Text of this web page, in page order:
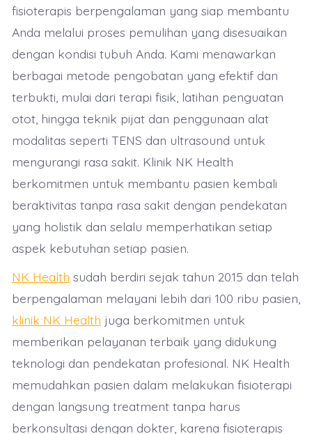
fisioterapis berpengalaman yang siap membantu
Anda melalui proses pemulihan yang disesuaikan
dengan kondisi tubuh Anda. Kami menawarkan
berbagai metode pengobatan yang efektif dan
terbukti, mulai dari terapi fisik, latihan penguatan
otot, hingga teknik pijat dan penggunaan alat
modalitas seperti TENS dan ultrasound untuk
mengurangi rasa sakit. Klinik NK Health
berkomitmen untuk membantu pasien kembali
beraktivitas tanpa rasa sakit dengan pendekatan
yang holistik dan selalu memperhatikan setiap
aspek kebutuhan setiap pasien.
NK Health sudah berdiri sejak tahun 2015 dan telah
berpengalaman melayani lebih dari 100 ribu pasien,
klinik NK Health juga berkomitmen untuk
memberikan pelayanan terbaik yang didukung
teknologi dan pendekatan profesional. NK Health
memudahkan pasien dalam melakukan fisioterapi
dengan langsung treatment tanpa harus
berkonsultasi dengan dokter, karena fisioterapis